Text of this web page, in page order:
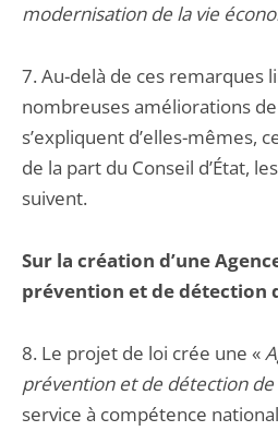
modernisation de la vie
7. Au-delà de ces remarques
nombreuses améliorations
s’expliquent d’elles-mêmes,
de la part du Conseil d’État,
suivent.
Sur la création d’une
prévention et de détection
8. Le projet de loi crée une «
prévention et de détection
service à compétence